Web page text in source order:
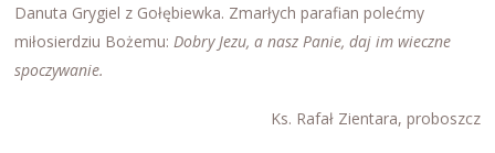
Danuta Grygiel z Gołębiewka. Zmarłych parafian polećmy
miłosierdziu Bożemu: Dobry Jezu, a nasz Panie, daj im wieczne
spoczywanie.
Ks. Rafał Zientara, proboszcz